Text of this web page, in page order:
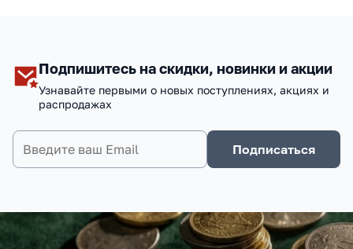
Подпишитесь на скидки, новинки и акции
Узнавайте первыми о новых поступлениях, акциях и
распродажах
Подписаться